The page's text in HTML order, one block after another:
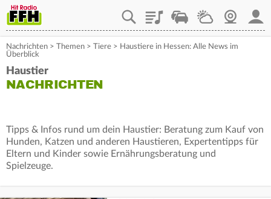
PlaylistStaupilotWetterWebcam
Nachrichten > Themen > Tiere > Haustiere in Hessen: Alle News im
Überblick
Haustier
NACHRICHTEN
Tipps & Infos rund um dein Haustier: Beratung zum Kauf von
Hunden, Katzen und anderen Haustieren, Expertentipps für
Eltern und Kinder sowie Ernährungsberatung und
Spielzeuge.